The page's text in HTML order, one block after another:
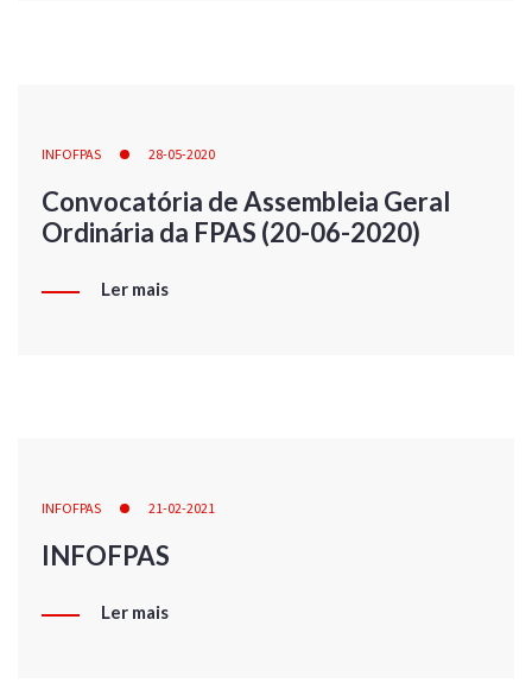
INFOFPAS 28-05-2020
Convocatória de Assembleia Geral
Ordinária da FPAS (20-06-2020)
Ler mais
INFOFPAS 21-02-2021
INFOFPAS
Ler mais